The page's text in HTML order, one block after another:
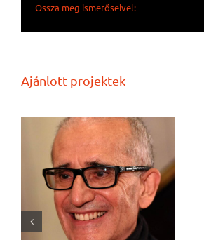
Ossza meg ismerőseivel:
Ajánlott projektek